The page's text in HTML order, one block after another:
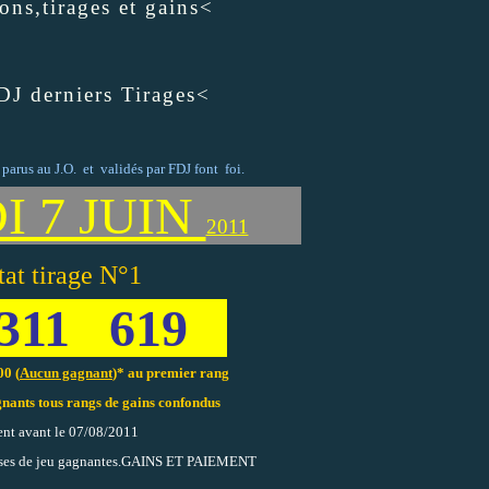
et gains<
derniers Tirages<
au J.O. et validés par FDJ font foi.
JUIN 2011
tirage N°1
619
(Aucun gagnant)* au premier rang
tous rangs de gains confondus
avant le 07/08/2011
de jeu gagnantes.GAINS ET PAIEMENT